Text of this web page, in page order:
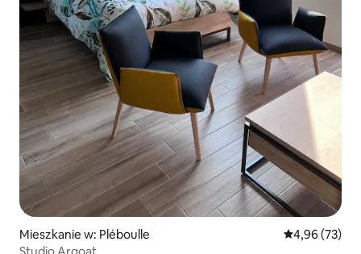
Mieszkanie w: Pléboulle Średnia
4,96 (73)